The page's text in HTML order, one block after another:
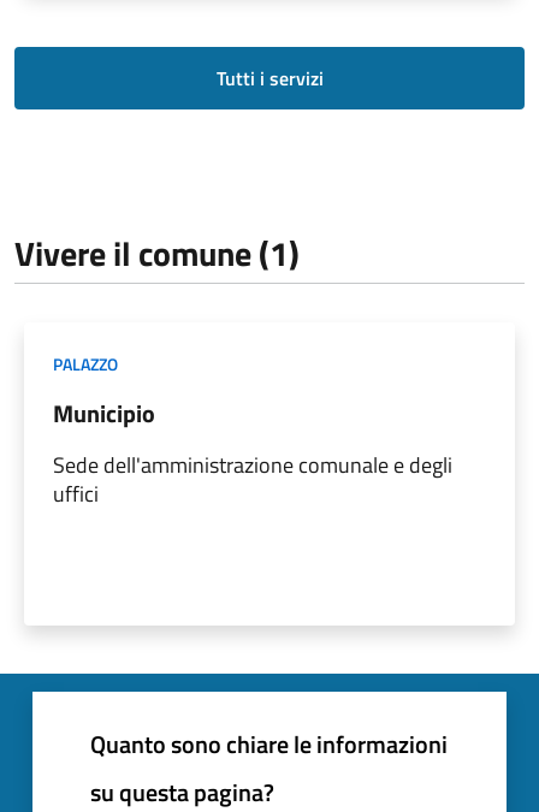
Tutti i servizi
Vivere il comune (1)
PALAZZO
Municipio
Sede dell'amministrazione comunale e degli
uffici
Quanto sono chiare le informazioni
su questa pagina?